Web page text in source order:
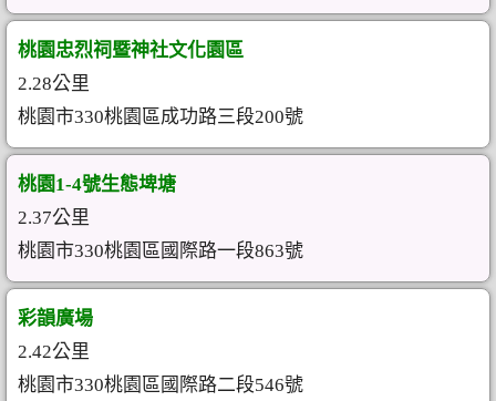
桃園忠烈祠暨神社文化園區
2.28公里
桃園市330桃園區成功路三段200號
桃園1-4號生態埤塘
2.37公里
桃園市330桃園區國際路一段863號
彩韻廣場
2.42公里
桃園市330桃園區國際路二段546號